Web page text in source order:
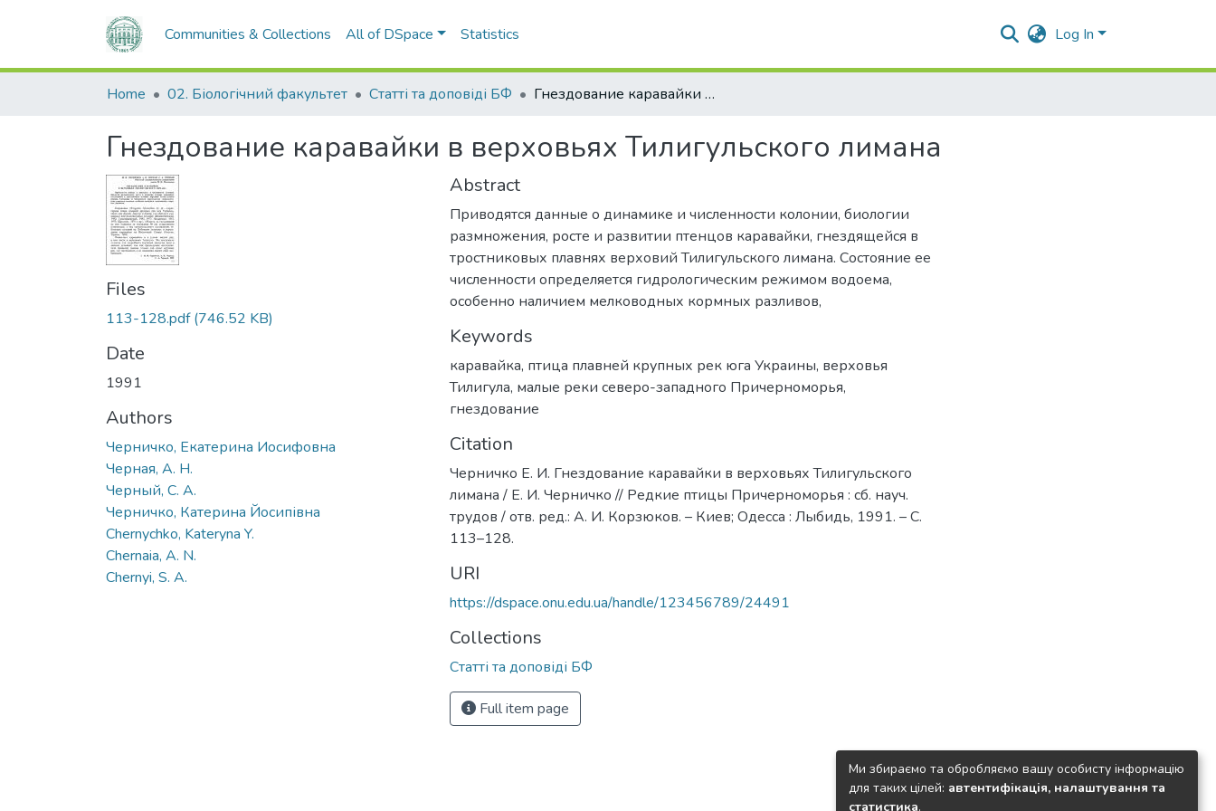
Communities & Collections All of DSpace Statistics Log In
Home 02. Біологічний факультет Статті та доповіді БФ Гнездование каравайки в верховьях Тилигульского лимана
Гнездование каравайки в верховьях Тилигульского лимана
Files
113-128.pdf(746.52 KB)
Date
1991
Authors
Черничко, Екатерина Иосифовна
Черная, А. Н.
Черный, С. А.
Черничко, Катерина Йосипівна
Chernychko, Kateryna Y.
Chernaia, A. N.
Chernyi, S. A.
Abstract
Приводятся данные о динамике и численности колонии, биологии
размножения, росте и развитии птенцов каравайки, гнездящейся в
тростниковых плавнях верховий Тилигульского лимана. Состояние ее
численности определяется гидрологическим режимом водоема,
особенно наличием мелководных кормных разливов,
Keywords
каравайка, птица плавней крупных рек юга Украины, верховья
Тилигула, малые реки северо-западного Причерноморья,
гнездование
Citation
Черничко Е. И. Гнездование каравайки в верховьях Тилигульского
лимана / Е. И. Черничко // Редкие птицы Причерноморья : сб. науч.
трудов / отв. ред.: А. И. Корзюков. – Киев; Одесса : Лыбидь, 1991. – С.
113–128.
URI
https://dspace.onu.edu.ua/handle/123456789/24491
Collections
Статті та доповіді БФ
Full item page
Ми збираємо та обробляємо вашу особисту інформацію
для таких цілей: автентифікація, налаштування та
статистика.